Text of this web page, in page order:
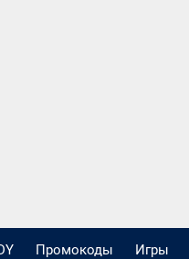
Промокоды Игры